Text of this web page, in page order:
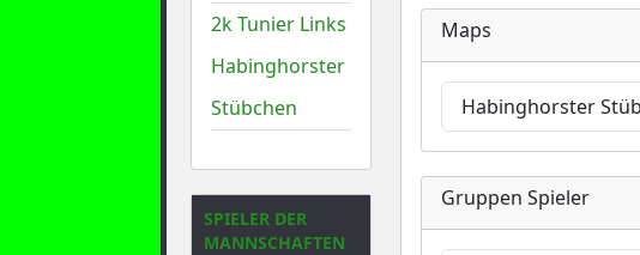
2k Tunier Links
Habinghorster
Stübchen
SPIELER DER
MANNSCHAFTEN
Maps
Habinghorster
Gruppen Spieler